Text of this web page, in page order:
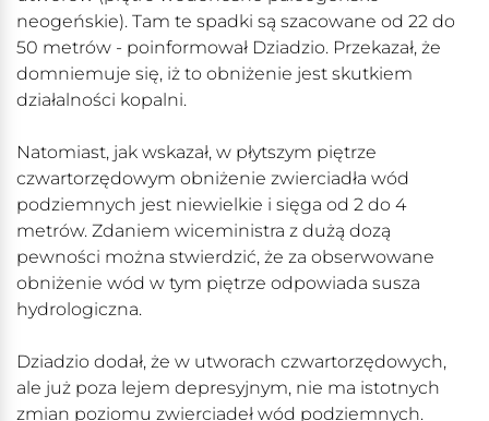
neogeńskie). Tam te spadki są szacowane od 22 do
50 metrów - poinformował Dziadzio. Przekazał, że
domniemuje się, iż to obniżenie jest skutkiem
działalności kopalni.
Natomiast, jak wskazał, w płytszym piętrze
czwartorzędowym obniżenie zwierciadła wód
podziemnych jest niewielkie i sięga od 2 do 4
metrów. Zdaniem wiceministra z dużą dozą
pewności można stwierdzić, że za obserwowane
obniżenie wód w tym piętrze odpowiada susza
hydrologiczna.
Dziadzio dodał, że w utworach czwartorzędowych,
ale już poza lejem depresyjnym, nie ma istotnych
zmian poziomu zwierciadeł wód podziemnych.